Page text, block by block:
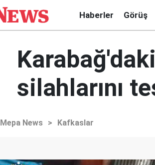
Haberler Görüş
silahlarını
Mepa News > Kafkaslar